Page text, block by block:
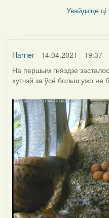
Увайдзіце ці
Harrier- 14.04.2021 - 19:37
На першым гняздзе
хутчэй за ўсё больш ужо не